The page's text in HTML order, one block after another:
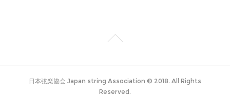
日本弦楽協会 Japan string Association © 2018. All Rights
Reserved.